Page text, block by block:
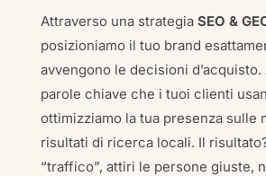
Attraverso una strategia SEO &
posizioniamo il tuo brand
avvengono le decisioni d’acquisto.
parole chiave che i tuoi clienti
ottimizziamo la tua presenza sulle
risultati di ricerca locali. Il
“traffico”, attiri le persone giuste,